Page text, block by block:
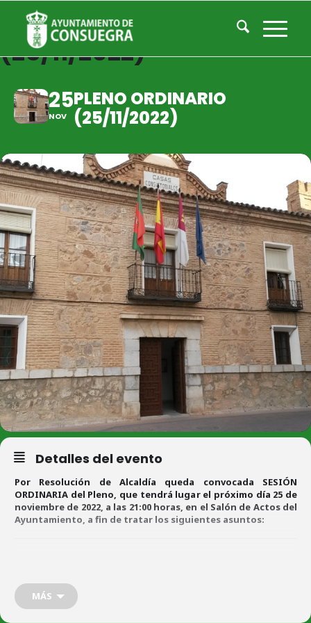
PLENO ORDINARIO
(25/11/2022)
25
NOV
PLENO ORDINARIO
(25/11/2022)
Detalles del evento
Por Resolución de Alcaldía queda convocada SESIÓN
ORDINARIA del Pleno, que tendrá lugar el próximo día 25 de
noviembre de 2022, a las 21:00 horas, en el Salón de Actos del
Ayuntamiento, a fin de tratar los siguientes asuntos:
MÁS